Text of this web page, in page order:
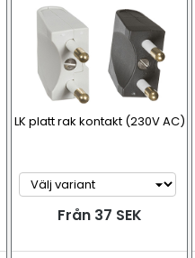
LK platt rak kontakt (230V AC)
Från 37 SEK